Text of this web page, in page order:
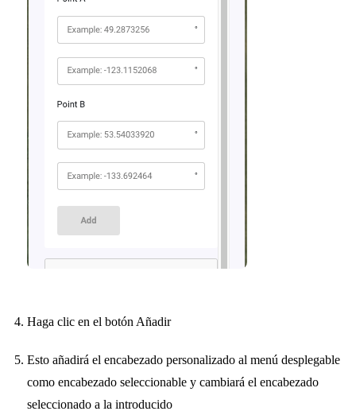
Haga clic en el botón Añadir
Esto añadirá el encabezado personalizado al menú desplegable
como encabezado seleccionable y cambiará el encabezado
seleccionado a la introducido